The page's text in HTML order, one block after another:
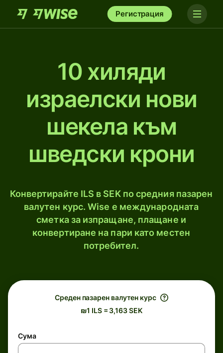
Регистрация
10 хиляди
израелски нови
шекела към
шведски крони
Конвертирайте ILS в SEK по средния пазарен
валутен курс. Wise е международната
сметка за изпращане, плащане и
конвертиране на пари като местен
потребител.
Среден пазарен валутен курс
₪1 ILS = 3,163 SEK
Сума